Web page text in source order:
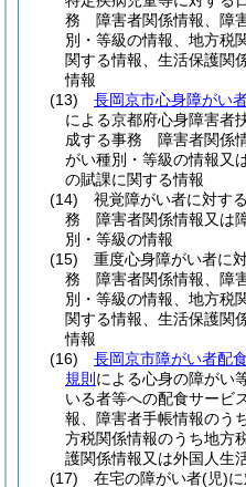
務 障害者関係情報、障
別・等級の情報、地方税
関する情報、生活保護関
情報
(13)
長岡京市心身障がい
による京都府心身障害者
成する事務 障害者関係
がい種別・等級の情報又
の賦課に関する情報
(14)
視覚障がい者に対す
務 障害者関係情報又は
別・等級の情報
(15)
重度心身障がい者に
務 障害者関係情報、障
別・等級の情報、地方税
関する情報、生活保護関
情報
(16)
長岡京市障がい者配
規則 による心身の障がい
いる者等への配食サー
報、障害者手帳情報のう
方税関係情報のうち地方
護関係情報又は外国人生
(17)
在宅の障がい者(児)